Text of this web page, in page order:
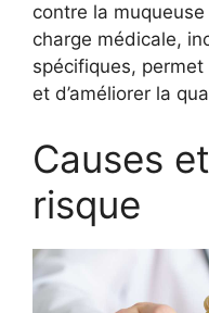
contre la
charge médicale,
spécifiques,
et d’améliorer la
Causes
risque